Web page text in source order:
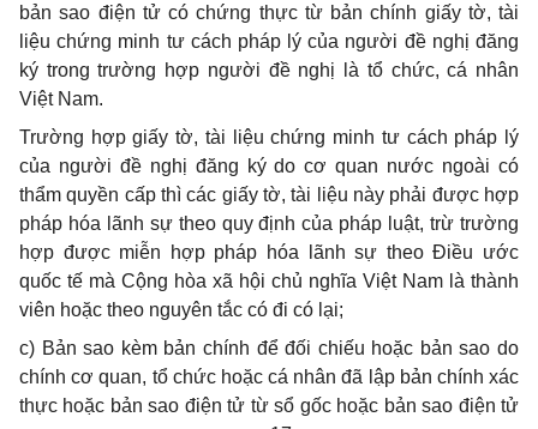
bản sao điện tử có chứng thực từ bản chính giấy tờ, tài
liệu chứng minh tư cách pháp lý của người đề nghị đăng
ký trong trường hợp người đề nghị là tổ chức, cá nhân
Việt Nam.
Trường hợp giấy tờ, tài liệu chứng minh tư cách pháp lý
của người đề nghị đăng ký do cơ quan nước ngoài có
thẩm quyền cấp thì các giấy tờ, tài liệu này phải được hợp
pháp hóa lãnh sự theo quy định của pháp luật, trừ trường
hợp được miễn hợp pháp hóa lãnh sự theo Điều ước
quốc tế mà Cộng hòa xã hội chủ nghĩa Việt Nam là thành
viên hoặc theo nguyên tắc có đi có lại;
c) Bản sao kèm bản chính để đối chiếu hoặc bản sao do
chính cơ quan, tổ chức hoặc cá nhân đã lập bản chính xác
thực hoặc bản sao điện tử từ sổ gốc hoặc bản sao điện tử